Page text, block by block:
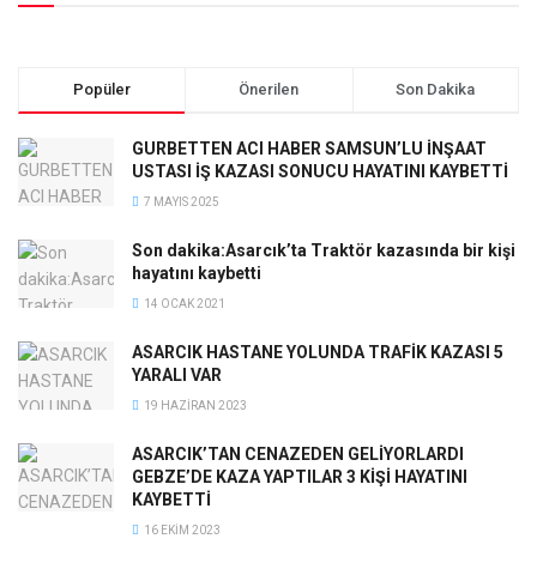
Popüler Önerilen Son Dakika
GURBETTEN ACI HABER SAMSUN’LU İNŞAAT
USTASI İŞ KAZASI SONUCU HAYATINI KAYBETTİ
7 MAYIS 2025
Son dakika:Asarcık’ta Traktör kazasında bir kişi
hayatını kaybetti
14 OCAK 2021
ASARCIK HASTANE YOLUNDA TRAFİK KAZASI 5
YARALI VAR
19 HAZIRAN 2023
ASARCIK’TAN CENAZEDEN GELİYORLARDI
GEBZE’DE KAZA YAPTILAR 3 KİŞİ HAYATINI
KAYBETTİ
16 EKIM 2023